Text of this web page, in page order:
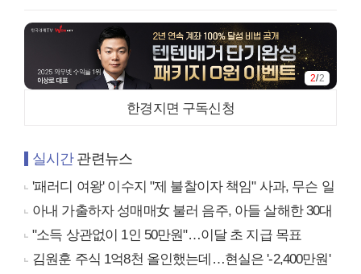
2/2
한경지면 구독신청
실시간관련뉴스
'패러디 여왕' 이수지 "제 불찰이자 책임" 사과, 무슨 일
아내 가출하자 성매매女 불러 음주, 아들 살해한 30대
"소득 상관없이 1인 50만원"…이달 초 지급 목표
김원훈 주식 1억8천 올인했는데…현실은 '-2,400만원'